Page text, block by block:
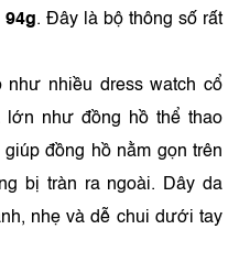
94g. Đây là bộ thông số rất
như nhiều dress watch cổ
lớn như đồng hồ thể thao
đồng hồ nằm gọn trên
bị tràn ra ngoài. Dây da
nhẹ và dễ chui dưới tay